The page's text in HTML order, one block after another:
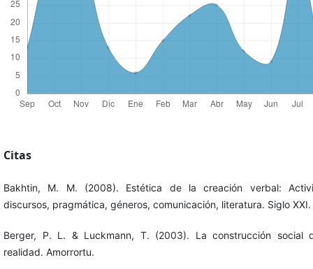
Citas
Bakhtin, M. M. (2008). Estética de la creación verbal:
discursos, pragmática, géneros, comunicación, literatura. Siglo XXI.
Berger, P. L. & Luckmann, T. (2003). La construcción social
realidad. Amorrortu.